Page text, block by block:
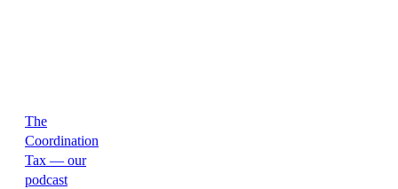
The
Coordination
Tax — our
podcast